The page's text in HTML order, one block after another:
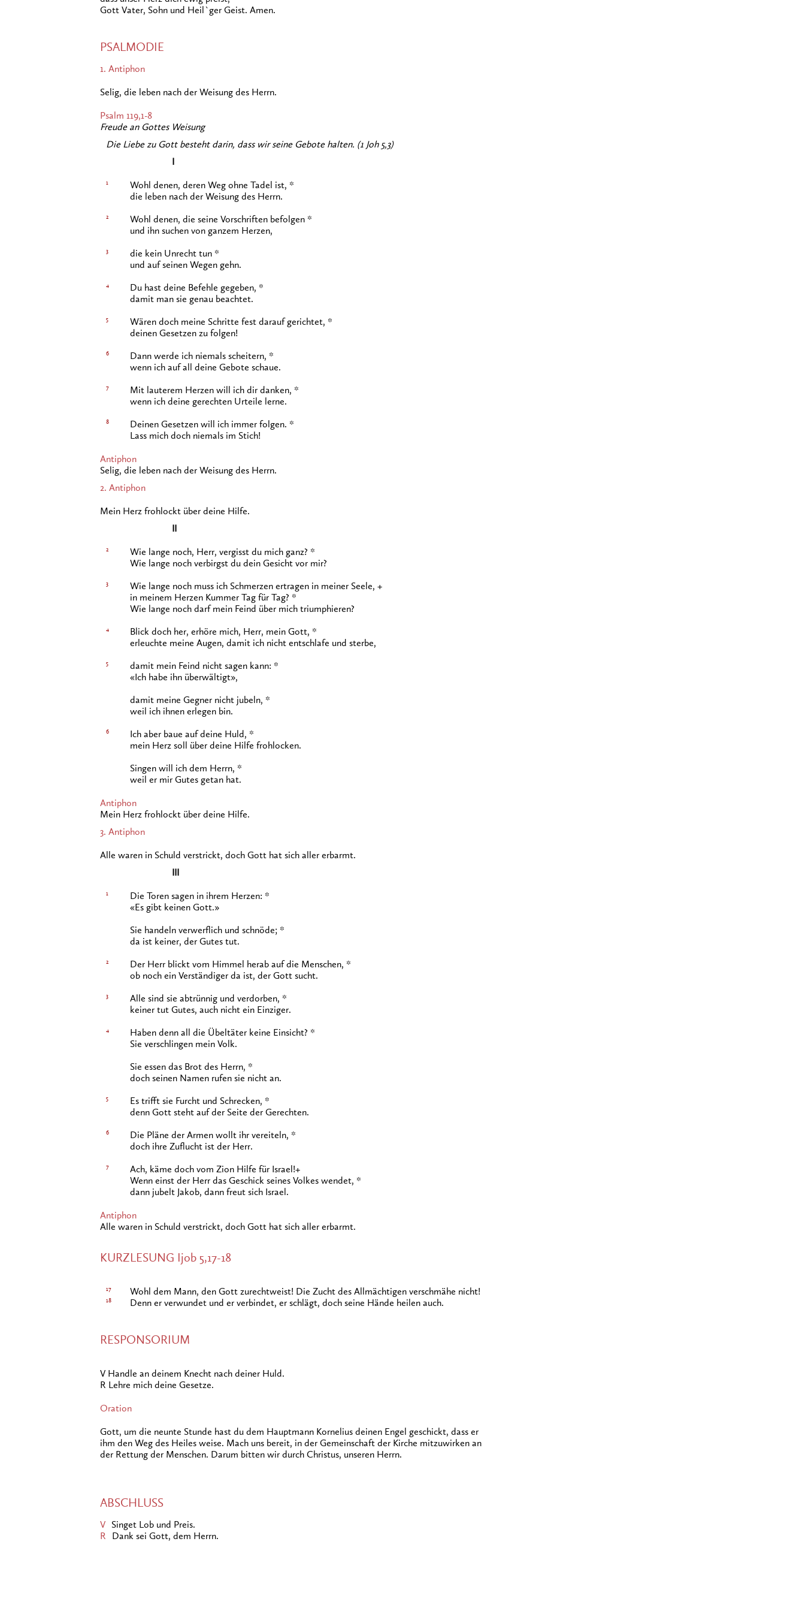
Gott Vater, Sohn und Heil`ger Geist. Amen.
PSALMODIE
1. Antiphon
Selig, die leben nach der Weisung des Herrn.
Psalm 119,1-8
Freude an Gottes Weisung
Die Liebe zu Gott besteht darin, dass wir seine Gebote halten. (1 Joh 5,3)
1
Wohl denen, deren Weg ohne Tadel ist, *
die leben nach der Weisung des Herrn.
2
Wohl denen, die seine Vorschriften befolgen *
und ihn suchen von ganzem Herzen,
3
die kein Unrecht tun *
und auf seinen Wegen gehn.
4
Du hast deine Befehle gegeben, *
damit man sie genau beachtet.
5
Wären doch meine Schritte fest darauf gerichtet, *
deinen Gesetzen zu folgen!
6
Dann werde ich niemals scheitern, *
wenn ich auf all deine Gebote schaue.
7
Mit lauterem Herzen will ich dir danken, *
wenn ich deine gerechten Urteile lerne.
8
Deinen Gesetzen will ich immer folgen. *
Lass mich doch niemals im Stich!
Antiphon
Selig, die leben nach der Weisung des Herrn.
2. Antiphon
Mein Herz frohlockt über deine Hilfe.
2
Wie lange noch, Herr, vergisst du mich ganz? *
Wie lange noch verbirgst du dein Gesicht vor mir?
3
Wie lange noch muss ich Schmerzen ertragen in meiner Seele, +
in meinem Herzen Kummer Tag für Tag? *
Wie lange noch darf mein Feind über mich triumphieren?
4
Blick doch her, erhöre mich, Herr, mein Gott, *
erleuchte meine Augen, damit ich nicht entschlafe und sterbe,
5
damit mein Feind nicht sagen kann: *
«Ich habe ihn überwältigt»,
damit meine Gegner nicht jubeln, *
weil ich ihnen erlegen bin.
6
Ich aber baue auf deine Huld, *
mein Herz soll über deine Hilfe frohlocken.
Singen will ich dem Herrn, *
weil er mir Gutes getan hat.
Antiphon
Mein Herz frohlockt über deine Hilfe.
3. Antiphon
Alle waren in Schuld verstrickt, doch Gott hat sich aller erbarmt.
1
Die Toren sagen in ihrem Herzen: *
«Es gibt keinen Gott.»
Sie handeln verwerflich und schnöde; *
da ist keiner, der Gutes tut.
2
Der Herr blickt vom Himmel herab auf die Menschen, *
ob noch ein Verständiger da ist, der Gott sucht.
3
Alle sind sie abtrünnig und verdorben, *
keiner tut Gutes, auch nicht ein Einziger.
4
Haben denn all die Übeltäter keine Einsicht? *
Sie verschlingen mein Volk.
Sie essen das Brot des Herrn, *
doch seinen Namen rufen sie nicht an.
5
Es trifft sie Furcht und Schrecken, *
denn Gott steht auf der Seite der Gerechten.
6
Die Pläne der Armen wollt ihr vereiteln, *
doch ihre Zuflucht ist der Herr.
7
Ach, käme doch vom Zion Hilfe für Israel!+
Wenn einst der Herr das Geschick seines Volkes wendet, *
dann jubelt Jakob, dann freut sich Israel.
Antiphon
Alle waren in Schuld verstrickt, doch Gott hat sich aller erbarmt.
KURZLESUNG Ijob 5,17-18
17 Wohl dem Mann, den Gott zurechtweist! Die Zucht des Allmächtigen verschmähe nicht!
18 Denn er verwundet und er verbindet, er schlägt, doch seine Hände heilen auch.
RESPONSORIUM
V Handle an deinem Knecht nach deiner Huld.
R Lehre mich deine Gesetze.
Oration
Gott, um die neunte Stunde hast du dem Hauptmann Kornelius deinen Engel geschickt, dass er
ihm den Weg des Heiles weise. Mach uns bereit, in der Gemeinschaft der Kirche mitzuwirken an
der Rettung der Menschen. Darum bitten wir durch Christus, unseren Herrn.
ABSCHLUSS
V
Singet Lob und Preis.
R
Dank sei Gott, dem Herrn.